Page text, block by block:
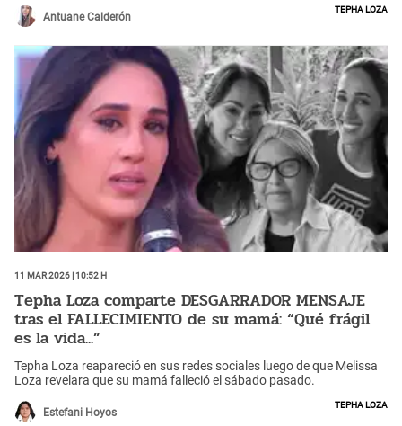
Antuane Calderón
Tepha Loza
11 Mar 2026 | 10:52 h
Tepha Loza comparte DESGARRADOR MENSAJE
tras el FALLECIMIENTO de su mamá: “Qué frágil
es la vida...”
Tepha Loza reapareció en sus redes sociales luego de que Melissa
Loza revelara que su mamá falleció el sábado pasado.
Estefani Hoyos
Tepha Loza